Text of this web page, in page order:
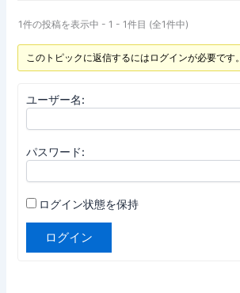
1件の投稿を表示中 - 1 - 1件目 (全1件中)
このトピックに返信するにはログインが必要です。
ユーザー名:
パスワード:
ログイン状態を保持
ログイン